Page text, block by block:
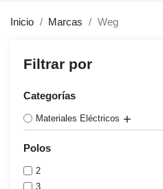
Inicio Marcas Weg
Filtrar por
Categorías
Materiales Eléctricos
Polos
2
3